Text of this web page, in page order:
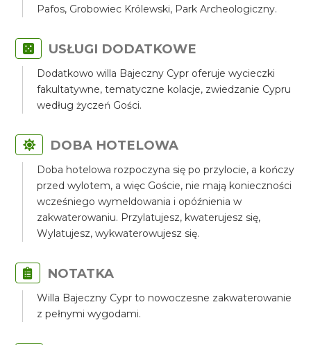
Pafos, Grobowiec Królewski, Park Archeologiczny.
USŁUGI DODATKOWE
Dodatkowo willa Bajeczny Cypr oferuje wycieczki
fakultatywne, tematyczne kolacje, zwiedzanie Cypru
według życzeń Gości.
DOBA HOTELOWA
Doba hotelowa rozpoczyna się po przylocie, a kończy
przed wylotem, a więc Goście, nie mają konieczności
wcześniego wymeldowania i opóźnienia w
zakwaterowaniu. Przylatujesz, kwaterujesz się,
Wylatujesz, wykwaterowujesz się.
NOTATKA
Willa Bajeczny Cypr to nowoczesne zakwaterowanie
z pełnymi wygodami.